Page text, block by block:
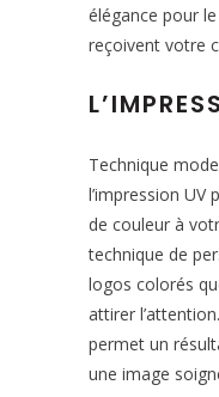
élégance pour
reçoivent votre
Technique
l’impression UV
de couleur à
technique de
logos colorés
attirer
permet un
une image